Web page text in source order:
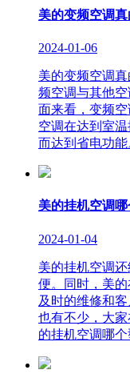
美的变频空调
2024-01-06
美的变频空调
频空调与其他
面来看，变频
空调在达到室
而达到省电功能
美的挂机空调
2024-01-04
美的挂机空调
便。同时，美
及时的维修和
也有不少，大
的挂机空调哪个